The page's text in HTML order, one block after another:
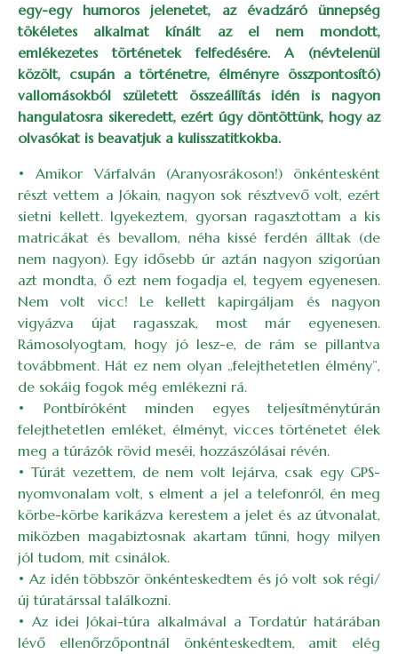
egy-egy humoros jelenetet, az évadzáró ünnepség
tökéletes alkalmat kínált az el nem mondott,
emlékezetes történetek felfedésére. A (névtelenül
közölt, csupán a történetre, élményre összpontosító)
vallomásokból született összeállítás idén is nagyon
hangulatosra sikeredett, ezért úgy döntöttünk, hogy az
olvasókat is beavatjuk a kulisszatitkokba.
• Amikor Várfalván (Aranyosrákoson!) önkéntesként
részt vettem a Jókain, nagyon sok résztvevő volt, ezért
sietni kellett. Igyekeztem, gyorsan ragasztottam a kis
matricákat és bevallom, néha kissé ferdén álltak (de
nem nagyon). Egy idősebb úr aztán nagyon szigorúan
azt mondta, ő ezt nem fogadja el, tegyem egyenesen.
Nem volt vicc! Le kellett kapirgáljam és nagyon
vigyázva újat ragasszak, most már egyenesen.
Rámosolyogtam, hogy jó lesz-e, de rám se pillantva
továbbment. Hát ez nem olyan „felejthetetlen élmény”,
de sokáig fogok még emlékezni rá.
• Pontbíróként minden egyes teljesítménytúrán
felejthetetlen emléket, élményt, vicces történetet élek
meg a túrázók rövid meséi, hozzászólásai révén.
• Túrát vezettem, de nem volt lejárva, csak egy GPS-
nyomvonalam volt, s elment a jel a telefonról, én meg
körbe-körbe karikázva kerestem a jelet és az útvonalat,
miközben magabiztosnak akartam tűnni, hogy milyen
jól tudom, mit csinálok.
• Az idén többször önkénteskedtem és jó volt sok régi/
új túratárssal találkozni.
• Az idei Jókai-túra alkalmával a Tordatúr határában
lévő ellenőrzőpontnál önkénteskedtem, amit elég